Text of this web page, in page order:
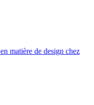
matière de design chez